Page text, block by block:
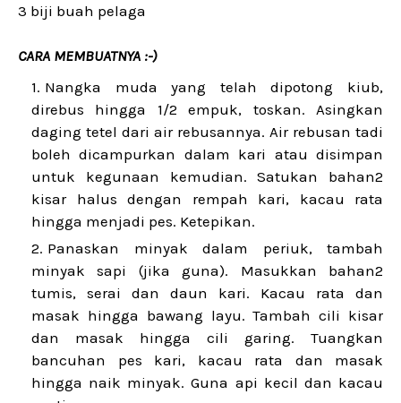
3 biji buah pelaga
CARA MEMBUATNYA :-)
Nangka muda yang telah dipotong kiub,
direbus hingga 1/2 empuk, toskan. Asingkan
daging tetel dari air rebusannya. Air rebusan tadi
boleh dicampurkan dalam kari atau disimpan
untuk kegunaan kemudian. Satukan bahan2
kisar halus dengan rempah kari, kacau rata
hingga menjadi pes. Ketepikan.
Panaskan minyak dalam periuk, tambah
minyak sapi (jika guna). Masukkan bahan2
tumis, serai dan daun kari. Kacau rata dan
masak hingga bawang layu. Tambah cili kisar
dan masak hingga cili garing. Tuangkan
bancuhan pes kari, kacau rata dan masak
hingga naik minyak. Guna api kecil dan kacau